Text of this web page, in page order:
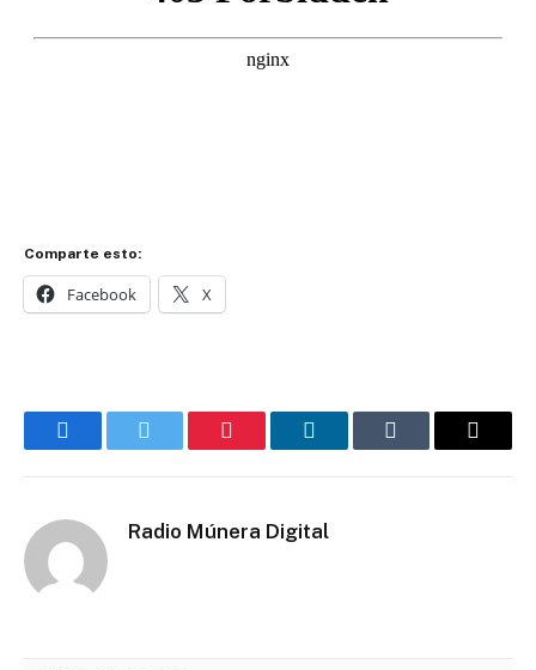
Comparte esto:
Facebook X
FacebookTwitter Pinterest LinkedInTumblr Email
Radio Múnera Digital